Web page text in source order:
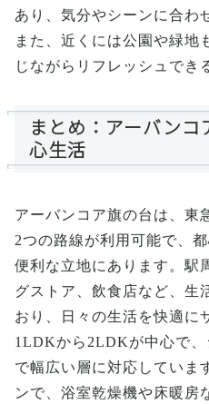
あり、気分やシーンに合わ
また、近くには公園や緑地
じながらリフレッシュでき
まとめ：アーバン
心生活
アーバンコア旗の台は、東
2つの路線が利用可能で、
便利な立地にあります。駅
グストア、飲食店など、生
おり、日々の生活を快適に
1LDKから2LDKが中心で、
で幅広い層に対応していま
ンで、浴室乾燥機や床暖房